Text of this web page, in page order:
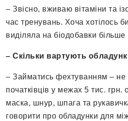
– Звісно, вживаю вітаміни та
час тренувань. Хоча хотілось
виділяла на біодобавки більше
– Скільки вартують
– Займатись фехтуванням –
початківців у межах 5 тис. грн.
маска, шнур, шпага та
говорити про обладунки для